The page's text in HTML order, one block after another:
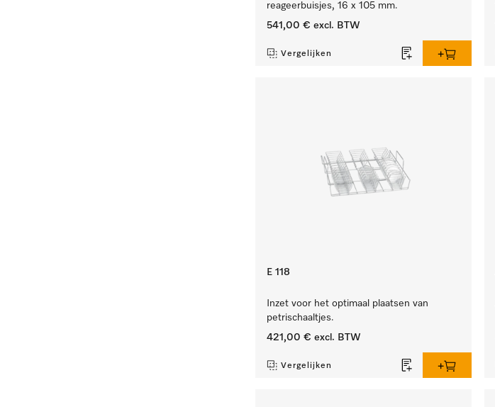
reageerbuisjes, 16 x 105 mm.
541,00 € excl. BTW
Vergelijken
E 118
Inzet voor het optimaal plaatsen van
petrischaaltjes.
421,00 € excl. BTW
Vergelijken